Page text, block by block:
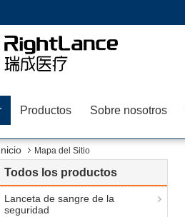
Productos Sobre nosotros
Mapa del Sitio
Todos los productos
Lanceta de sangre de la
seguridad